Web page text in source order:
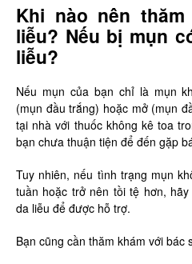
Khi nào nên
liễu? Nếu bị mụn
liễu?
Nếu mụn của bạn chỉ là mụn
(mụn đầu trắng) hoặc mở (mụn
tại nhà với thuốc không kê toa
bạn chưa thuận tiện để đến gặp
Tuy nhiên, nếu tình trạng mụn
tuần hoặc trở nên tồi tệ hơn,
da liễu để được hỗ trợ.
Bạn cũng cần thăm khám với bác